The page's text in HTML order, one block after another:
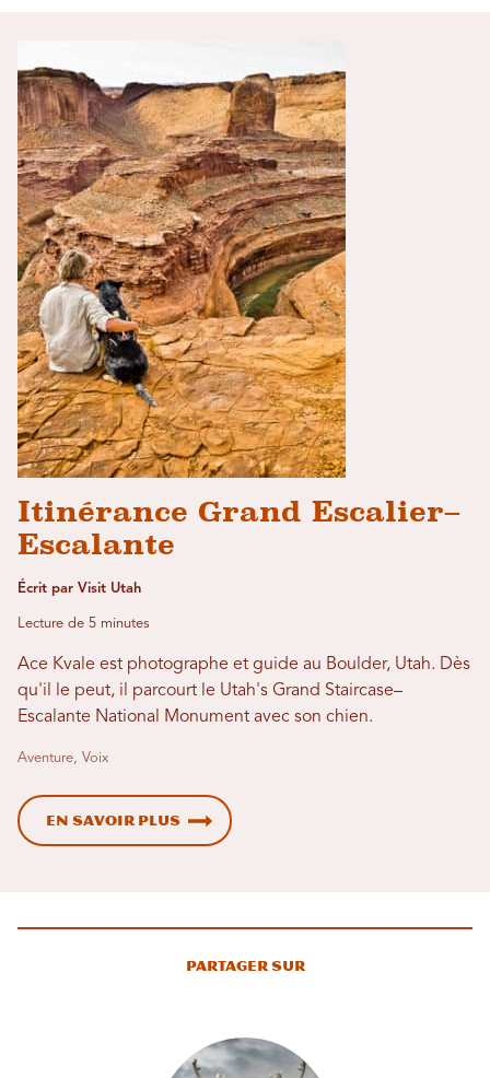
Itinérance Grand Escalier–
Escalante
Écrit par Visit Utah
Lecture de 5 minutes
Ace Kvale est photographe et guide au Boulder, Utah. Dès
qu'il le peut, il parcourt le Utah's Grand Staircase–
Escalante National Monument avec son chien.
Aventure, Voix
En savoir plus
Partager sur